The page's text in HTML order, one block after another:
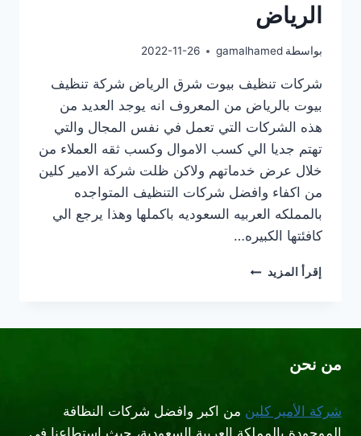
الرياض
بواسطة gamalhamed
2022-11-26
شركات تنظيف بيوت شرق الرياض شركة تنظيف
بيوت بالرياض من المعروف انه يوجد العديد من
هذه الشركات التي تعمل في نفس المجال والتي
تهتم جديا الي كسب الاموال وكسب ثقه العملاء من
خلال عرض خدماتهم ولاكن ظلت شركة الامير كلين
من اكفاء وافضل شركات التنظيف المتواجده
بالمملكه العربيه السعوديه باكملها وهذا يرجع الي
كافئتها الكبيره…
إقرأ المزيد شركة
من نحن
شركة الأمير كلين من اكبر وافضل شركات النظافة
الموجودة بالمملكة العربية السعودية، حيث استطاعنا في